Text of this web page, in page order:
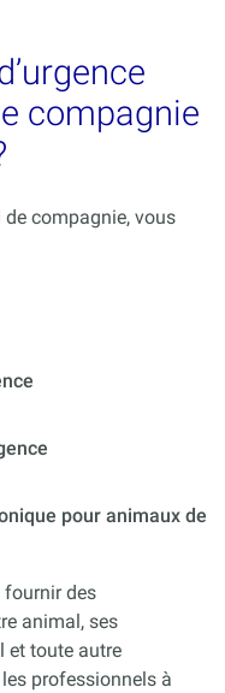
compagnie
compagnie, vous
pour animaux de
fournir des
animal, ses
et toute autre
professionnels à